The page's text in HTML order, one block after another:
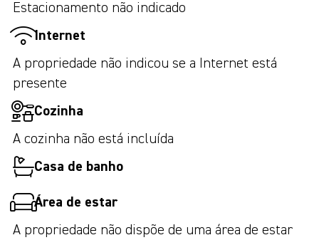
Estacionamento não indicado
Internet
A propriedade não indicou se a Internet está
presente
Cozinha
A cozinha não está incluída
Casa de banho
Área de estar
A propriedade não dispõe de uma área de estar